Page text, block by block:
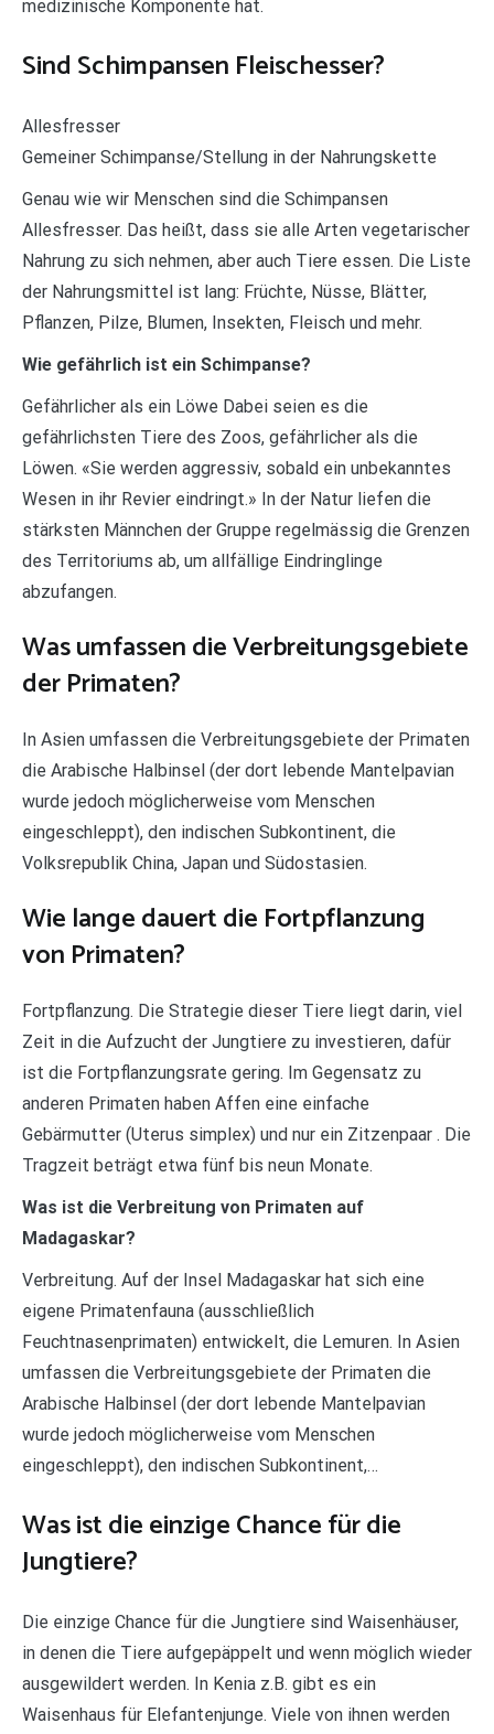
medizinische Komponente hat.
Sind Schimpansen Fleischesser?
Allesfresser
Gemeiner Schimpanse/Stellung in der Nahrungskette
Genau wie wir Menschen sind die Schimpansen
Allesfresser. Das heißt, dass sie alle Arten vegetarischer
Nahrung zu sich nehmen, aber auch Tiere essen. Die Liste
der Nahrungsmittel ist lang: Früchte, Nüsse, Blätter,
Pflanzen, Pilze, Blumen, Insekten, Fleisch und mehr.
Wie gefährlich ist ein Schimpanse?
Gefährlicher als ein Löwe Dabei seien es die
gefährlichsten Tiere des Zoos, gefährlicher als die
Löwen. «Sie werden aggressiv, sobald ein unbekanntes
Wesen in ihr Revier eindringt.» In der Natur liefen die
stärksten Männchen der Gruppe regelmässig die Grenzen
des Territoriums ab, um allfällige Eindringlinge
abzufangen.
Was umfassen die Verbreitungsgebiete
der Primaten?
In Asien umfassen die Verbreitungsgebiete der Primaten
die Arabische Halbinsel (der dort lebende Mantelpavian
wurde jedoch möglicherweise vom Menschen
eingeschleppt), den indischen Subkontinent, die
Volksrepublik China, Japan und Südostasien.
Wie lange dauert die Fortpflanzung
von Primaten?
Fortpflanzung. Die Strategie dieser Tiere liegt darin, viel
Zeit in die Aufzucht der Jungtiere zu investieren, dafür
ist die Fortpflanzungsrate gering. Im Gegensatz zu
anderen Primaten haben Affen eine einfache
Gebärmutter (Uterus simplex) und nur ein Zitzenpaar . Die
Tragzeit beträgt etwa fünf bis neun Monate.
Was ist die Verbreitung von Primaten auf
Madagaskar?
Verbreitung. Auf der Insel Madagaskar hat sich eine
eigene Primatenfauna (ausschließlich
Feuchtnasenprimaten) entwickelt, die Lemuren. In Asien
umfassen die Verbreitungsgebiete der Primaten die
Arabische Halbinsel (der dort lebende Mantelpavian
wurde jedoch möglicherweise vom Menschen
eingeschleppt), den indischen Subkontinent,…
Was ist die einzige Chance für die
Jungtiere?
Die einzige Chance für die Jungtiere sind Waisenhäuser,
in denen die Tiere aufgepäppelt und wenn möglich wieder
ausgewildert werden. In Kenia z.B. gibt es ein
Waisenhaus für Elefantenjunge. Viele von ihnen werden